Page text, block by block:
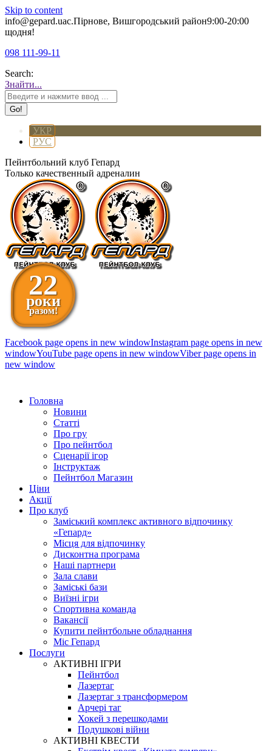
Skip to content
info@gepard.uaс.Пірнове, Вишгородський район9:00-20:00
щодня!
098 111-99-11
Search:
Знайти...
УКР
РУС
Пейнтбольний клуб Гепард
Только качественный адреналин
22
роки
разом!
Facebook page opens in new windowInstagram page opens in new
windowYouTube page opens in new windowViber page opens in
new window
Головна
Новини
Статті
Про гру
Про пейнтбол
Сценарії ігор
Інструктаж
Пейнтбол Магазин
Ціни
Акції
Про клуб
Заміський комплекс активного відпочинку
«Гепард»
Місця для відпочинку
Дисконтна програма
Наші партнери
Зала слави
Заміські бази
Виїзні ігри
Спортивна команда
Вакансії
Купити пейнтбольне обладнання
Міс Гепард
Послуги
АКТИВНІ ІГРИ
Пейнтбол
Лазертаг
Лазертаг з трансформером
Арчері таг
Хокей з перешкодами
Подушкові війни
АКТИВНІ КВЕСТИ